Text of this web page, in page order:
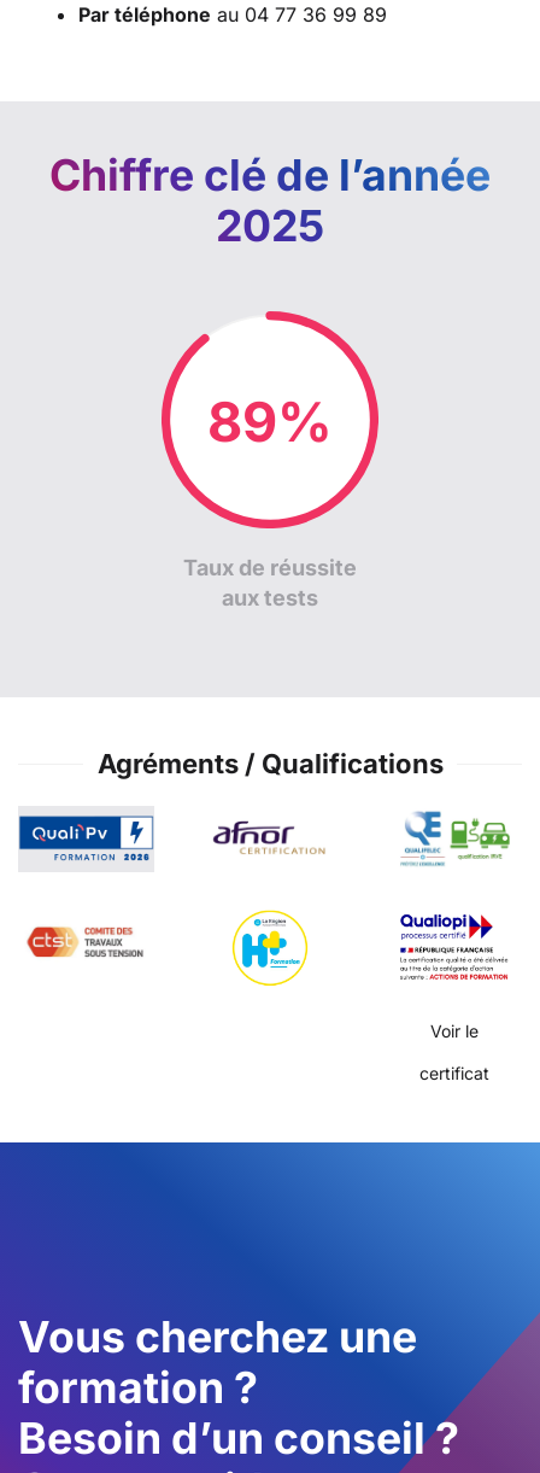
Par téléphone au 04 77 36 99 89
Chiffre clé de l’année
2025
95%
Taux de réussite
aux tests
Agréments / Qualifications
Voir le
certificat
Vous cherchez une
formation ?
Besoin d’un conseil ?